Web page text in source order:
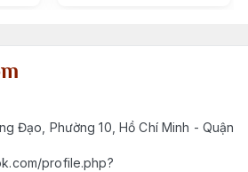
Đạo, Phường 10, Hồ Chí Minh - Quận
profile.php?